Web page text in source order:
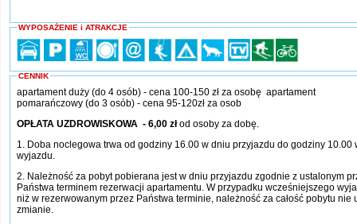
WYPOSAŻENIE i ATRAKCJE
CENNIK
apartament duży (do 4 osób) - cena 100-150 zł za osobę apartament
pomarańczowy (do 3 osób) - cena 95-120zł za osob
OPŁATA UZDROWISKOWA - 6,00 złod osoby za dobę.
1. Doba noclegowa trwa od godziny 16.00 w dniu przyjazdu do godziny 10.00
wyjazdu.
2. Należność za pobyt pobierana jest w dniu przyjazdu zgodnie z ustalonym
Państwa terminem rezerwacji apartamentu. W przypadku wcześniejszego
niż w rezerwowanym przez Państwa terminie, należność za całość pobytu nie
zmianie.